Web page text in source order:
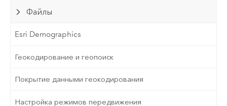
Файлы
Esri Demographics
Геокодирование и геопоиск
Покрытие данными геокодирования
Настройка режимов передвижения